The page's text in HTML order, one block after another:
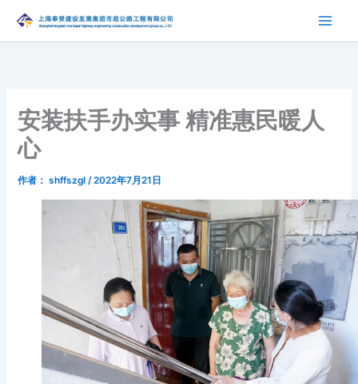
内
安装扶手办实事 精准惠民暖人
心
作者： shffszgl/2022年7月21日